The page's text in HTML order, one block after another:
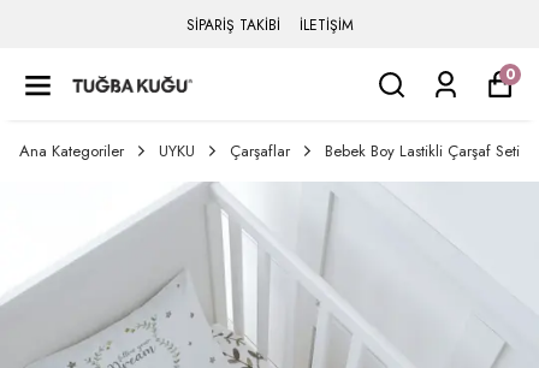
SİPARİŞ TAKİBİ İLETİŞİM
0
Ana Kategoriler UYKU Çarşaflar Bebek Boy Lastikli Çarşaf Seti